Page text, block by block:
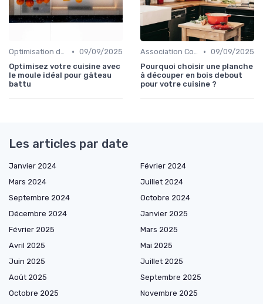
Optimisation de l'Espace • 09/09/2025
Optimisez votre cuisine avec
le moule idéal pour gâteau
battu
Association Couleurs et Matériaux • 09/09/2025
Pourquoi choisir une planche
à découper en bois debout
pour votre cuisine ?
Les articles par date
Janvier 2024
Février 2024
Mars 2024
Juillet 2024
Septembre 2024
Octobre 2024
Décembre 2024
Janvier 2025
Février 2025
Mars 2025
Avril 2025
Mai 2025
Juin 2025
Juillet 2025
Août 2025
Septembre 2025
Octobre 2025
Novembre 2025